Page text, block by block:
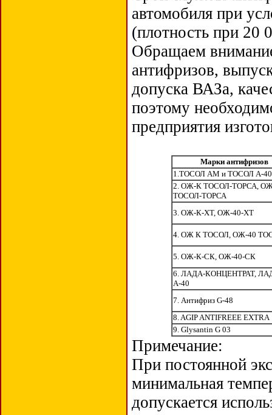
автомобиля при
(плотность при 20
Обращаем
антифризов,
допуска ВАЗа,
поэтому
предприятия
Марки антифризов
1.ТОСОЛ АМ и ТОСОЛ А-
2. ОЖ-К ТОСОЛ-ТОРСА,
ТОСОЛ-ТОРСА
3. ОЖ-К-ХТ, ОЖ-40-ХТ
4. ОЖ К ТОСОЛ, ОЖ-40
5. ОЖ-К-СК, ОЖ-40-СК
6. ЛАДА-КОНЦЕНТРАТ,
А-40
7. Антифриз G-48
8. AGIP ANTIFREEE EXTRA
9. Glysantin G 03
Примечание:
При постоянной
минимальная
допускается